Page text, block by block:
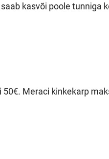
kasvõi poole tunniga
Meraci kinkekarp